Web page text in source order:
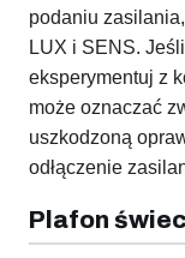
podaniu
LUX i SENS.
eksperymentuj z
może oznaczać
uszkodzoną
odłączenie
Plafon